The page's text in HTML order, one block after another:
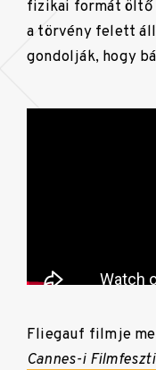
fizikai formát öltő
a törvény felett
gondolják, hogy
Fliegauf filmje
Cannes-i